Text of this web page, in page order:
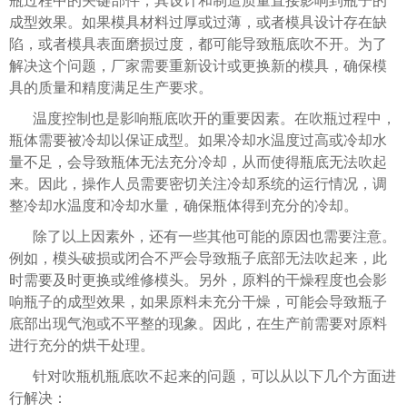
成型效果。如果模具材料过厚或过薄，或者模具设计存在缺
陷，或者模具表面磨损过度，都可能导致瓶底吹不开。为了
解决这个问题，厂家需要重新设计或更换新的模具，确保模
具的质量和精度满足生产要求。
温度控制也是影响瓶底吹开的重要因素。在吹瓶过程中，
瓶体需要被冷却以保证成型。如果冷却水温度过高或冷却水
量不足，会导致瓶体无法充分冷却，从而使得瓶底无法吹起
来。因此，操作人员需要密切关注冷却系统的运行情况，调
整冷却水温度和冷却水量，确保瓶体得到充分的冷却。
除了以上因素外，还有一些其他可能的原因也需要注意。
例如，模头破损或闭合不严会导致瓶子底部无法吹起来，此
时需要及时更换或维修模头。另外，原料的干燥程度也会影
响瓶子的成型效果，如果原料未充分干燥，可能会导致瓶子
底部出现气泡或不平整的现象。因此，在生产前需要对原料
进行充分的烘干处理。
针对吹瓶机瓶底吹不起来的问题，可以从以下几个方面进
行解决：